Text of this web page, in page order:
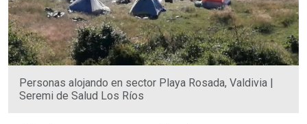
Personas alojando en sector Playa Rosada, Valdivia |
Seremi de Salud Los Ríos